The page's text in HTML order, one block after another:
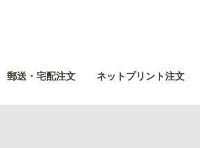
郵送・宅配注文 ネットプリント注文